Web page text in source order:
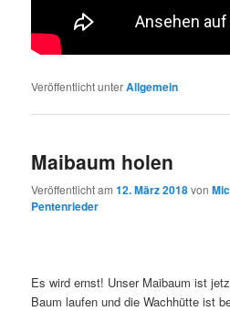
Veröffentlicht unterAllgemein
Maibaum holen
Veröffentlicht am12. März 2018von
Pentenrieder
Es wird ernst! Unser Maibaum ist
Baum laufen und die Wachhütte ist